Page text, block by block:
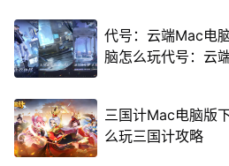
代号：云端Mac电
脑怎么玩代号：云
三国计Mac电脑版
么玩三国计攻略